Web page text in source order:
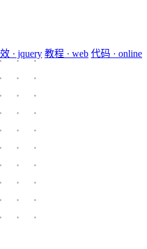
· jquery 教程 · web 代码 · online